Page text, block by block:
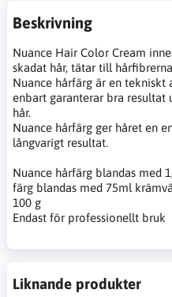
Beskrivning
Nuance Hair Color Cream
skadat hår, tätar till
Nuance hårfärg är en
enbart garanterar bra
hår.
Nuance hårfärg ger håret en
långvarigt resultat.
Nuance hårfärg blandas med
färg blandas med 75ml
100 g
Endast för professionellt bruk
Liknande produkter